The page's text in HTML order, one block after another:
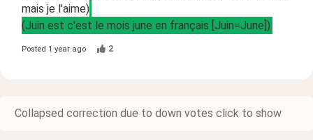
mais je l'aime)
(Juin est c'est le mois june en français [Juin=June])
Posted 1 year ago 2
Collapsed correction due to down votes click to show